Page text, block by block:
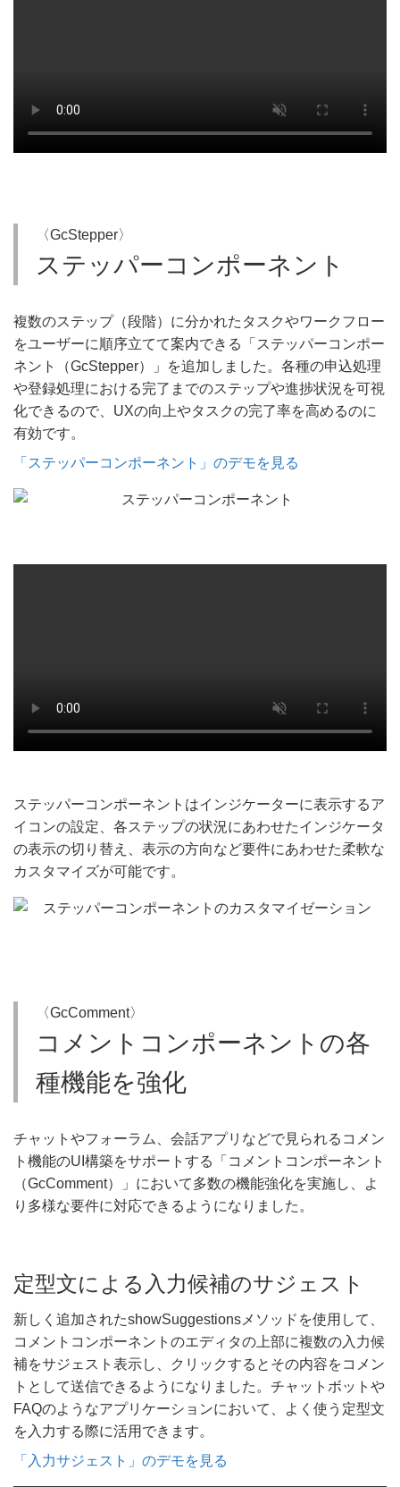
〈GcStepper〉
ステッパーコンポーネント
複数のステップ（段階）に分かれたタスクやワークフロー
をユーザーに順序立てて案内できる「ステッパーコンポー
ネント（GcStepper）」を追加しました。各種の申込処理
や登録処理における完了までのステップや進捗状況を可視
化できるので、UXの向上やタスクの完了率を高めるのに
有効です。
「ステッパーコンポーネント」のデモを見る
ステッパーコンポーネントはインジケーターに表示するア
イコンの設定、各ステップの状況にあわせたインジケータ
の表示の切り替え、表示の方向など要件にあわせた柔軟な
カスタマイズが可能です。
〈GcComment〉
コメントコンポーネントの各
種機能を強化
チャットやフォーラム、会話アプリなどで見られるコメン
ト機能のUI構築をサポートする「コメントコンポーネント
（GcComment）」において多数の機能強化を実施し、よ
り多様な要件に対応できるようになりました。
定型文による入力候補のサジェスト
新しく追加されたshowSuggestions​メソッドを使用して、
コメントコンポーネントのエディタの上部に複数の入力候
補をサジェスト表示し、クリックするとその内容をコメン
トとして送信できるようになりました。チャットボットや
FAQのようなアプリケーションにおいて、よく使う定型文
を入力する際に活用できます。
「入力サジェスト」のデモを見る